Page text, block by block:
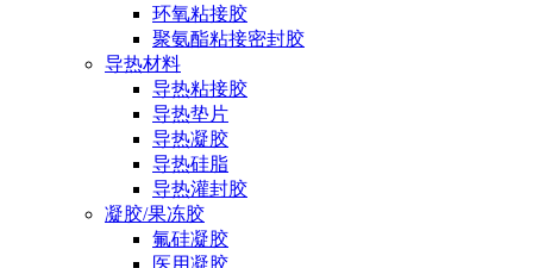
环氧粘接胶
聚氨酯粘接密封胶
导热材料
导热粘接胶
导热垫片
导热凝胶
导热硅脂
导热灌封胶
凝胶/果冻胶
氟硅凝胶
医用凝胶